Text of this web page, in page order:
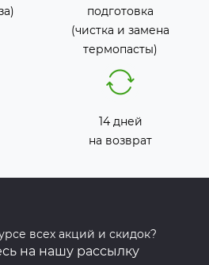
подготовка
(чистка и замена
термопасты)
14 дней
на возврат
всех акций и скидок?
на нашу рассылку